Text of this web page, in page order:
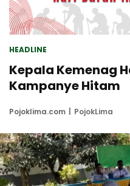
HEADLINE
Kepala Kemenag
Kampanye Hitam
Pojoklima.com PojokLima